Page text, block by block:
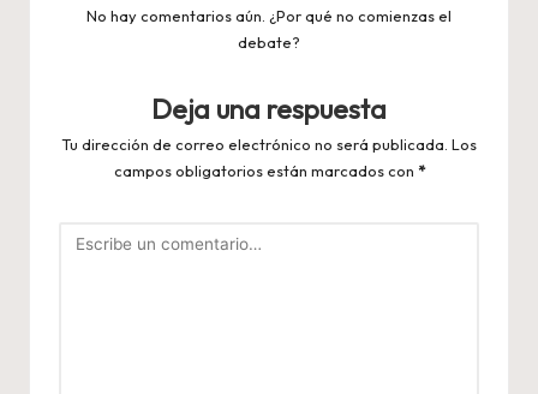
No hay comentarios aún. ¿Por qué no comienzas el
debate?
Deja una respuesta
Tu dirección de correo electrónico no será publicada. Los
campos obligatorios están marcados con *